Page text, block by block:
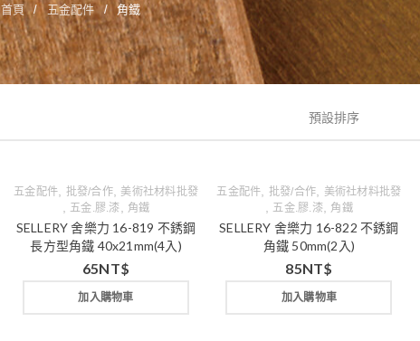
首頁 / 五金配件 / 角鐵
預設排序
五金配件 批發/合作, 美術社材料批發
五金.膠.漆 角鐵
SELLERY 舍樂力 16-819 不銹鋼
長方型角鐵 40x21mm(4入)
65NT$
加入購物車
五金配件 批發/合作 美術社材料批發
五金.膠.漆, 角鐵
SELLERY 舍樂力 16-822 不銹鋼
角鐵 50mm(2入)
85NT$
加入購物車